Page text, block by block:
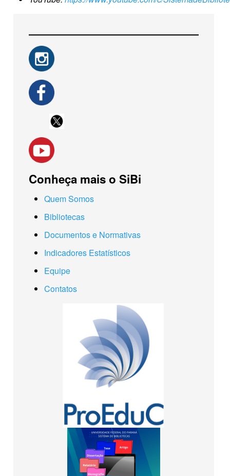
Conheça mais o SiBi
Quem Somos
Bibliotecas
Documentos e Normativas
Indicadores Estatísticos
Equipe
Contatos